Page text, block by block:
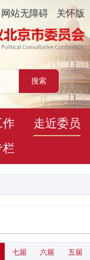
网站无障碍 关怀版
作
走近委员
栏
七届 六届 五届